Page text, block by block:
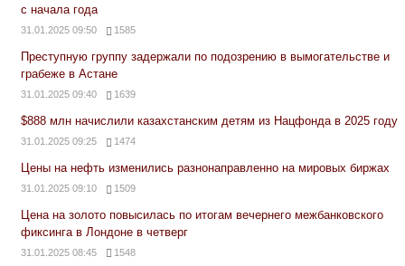
с начала года
31.01.2025 09:50 1585
Преступную группу задержали по подозрению в вымогательстве и
грабеже в Астане
31.01.2025 09:40 1639
$888 млн начислили казахстанским детям из Нацфонда в 2025 году
31.01.2025 09:25 1474
Цены на нефть изменились разнонаправленно на мировых биржах
31.01.2025 09:10 1509
Цена на золото повысилась по итогам вечернего межбанковского
фиксинга в Лондоне в четверг
31.01.2025 08:45 1548